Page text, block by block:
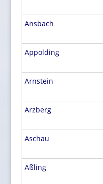
Ansbach
Appolding
Arnstein
Arzberg
Aschau
Aßling